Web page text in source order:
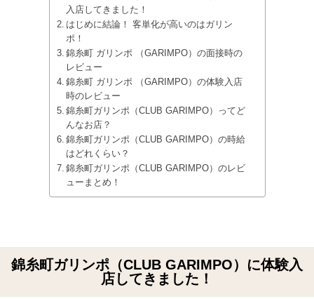
入店してきました！
はじめに結論！ 客単化が高いのはガリン
ポ！
錦糸町 ガリンポ （GARIMPO）の面接時の
レビュー
錦糸町 ガリンポ （GARIMPO）の体験入店
時のレビュー
錦糸町ガリンポ（CLUB GARIMPO）ってど
んなお店？
錦糸町ガリンポ（CLUB GARIMPO）の時給
はどれくらい？
錦糸町ガリンポ（CLUB GARIMPO）のレビ
ューまとめ！
錦糸町ガリンポ（CLUB GARIMPO）に体験入
店してきました！